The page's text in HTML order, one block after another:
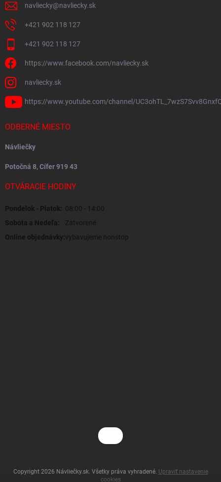
navliecky@navliecky.sk
+421 902 118 127
+421 902 118 127
https://www.facebook.com/navliecky.sk
navliecky.sk
https://www.youtube.com/channel/
ODBERNÉ MIESTO
Návliečky
Potočná 8, Cífer 919 43
OTVÁRACIE HODINY
Pondelok - Piatok: 08:00 - 14:00
Sobota a Nedeľa:
Zatvorené
Online objednávky:vybavujeme nonstop
Copyright 2026 Návliečky.sk. Všetky práva vyhradené. Upraviť nastavenie
cookies